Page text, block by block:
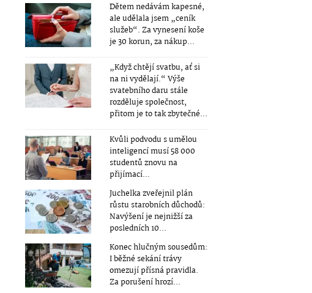
Dětem nedávám kapesné,
ale udělala jsem „ceník
služeb“. Za vynesení koše
je 30 korun, za nákup...
„Když chtějí svatbu, ať si
na ni vydělají.“ Výše
svatebního daru stále
rozděluje společnost,
přitom je to tak zbytečné...
Kvůli podvodu s umělou
inteligencí musí 58 000
studentů znovu na
přijímací...
Juchelka zveřejnil plán
růstu starobních důchodů:
Navýšení je nejnižší za
posledních 10...
Konec hlučným sousedům:
I běžné sekání trávy
omezují přísná pravidla.
Za porušení hrozí...